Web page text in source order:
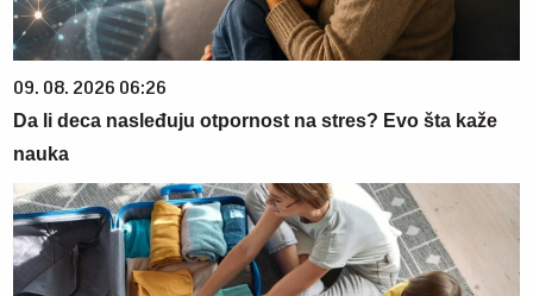
09. 08. 2026 06:26
Da li deca nasleđuju otpornost na stres? Evo šta kaže
nauka